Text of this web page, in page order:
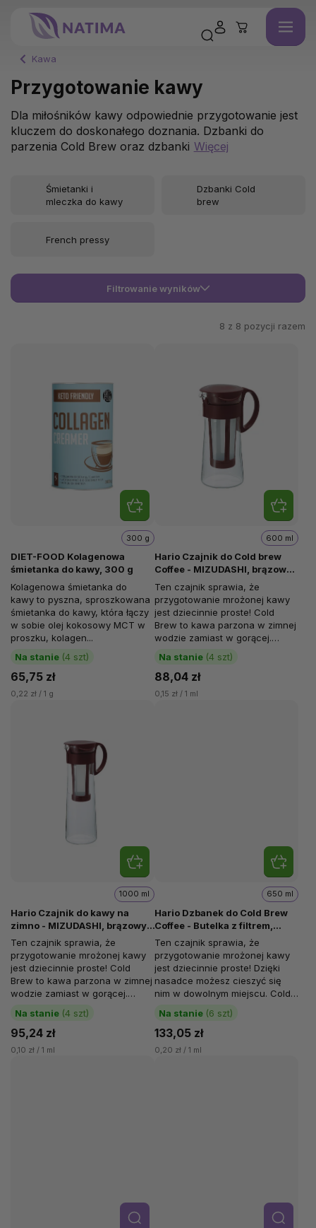
Kawa
Przygotowanie kawy
Dla miłośników kawy odpowiednie przygotowanie jest
kluczem do doskonałego doznania. Dzbanki do
parzenia Cold Brew oraz dzbanki Więcej
Śmietanki i
mleczka do kawy
Dzbanki Cold
brew
French pressy
Filtrowanie wyników
8 z 8 pozycji razem
DIET-FOOD Kolagenowa
śmietanka do kawy, 300 g
Na stanie (4 szt)
300 g
65,75 zł
0,22 zł / 1 g
Kolagenowa śmietanka do
kawy to pyszna, sproszkowana
śmietanka do kawy, która łączy
w sobie olej kokosowy MCT w
proszku, kolagen...
Hario Czajnik do Cold brew
Coffee - MIZUDASHI, brązowy,
600 ml
Na stanie (4 szt)
600 ml
88,04 zł
0,15 zł / 1 ml
Ten czajnik sprawia, że
przygotowanie mrożonej kawy
jest dziecinnie proste! Cold
Brew to kawa parzona w zimnej
wodzie zamiast w gorącej.
"Parzenie" zimną wodą
zapobiega...
Hario Czajnik do kawy na
zimno - MIZUDASHI, brązowy,
1000 ml
Na stanie (4 szt)
1000 ml
95,24 zł
0,10 zł / 1 ml
Ten czajnik sprawia, że
przygotowanie mrożonej kawy
jest dziecinnie proste! Cold
Brew to kawa parzona w zimnej
wodzie zamiast w gorącej.
"Parzenie" zimną wodą
zapobiega...
Hario Dzbanek do Cold Brew
Coffee - Butelka z filtrem,
brązowa, 650 ml
Na stanie (6 szt)
650 ml
133,05 zł
0,20 zł / 1 ml
Ten czajnik sprawia, że
przygotowanie mrożonej kawy
jest dziecinnie proste! Dzięki
nasadce możesz cieszyć się
nim w dowolnym miejscu. Cold
Brew to kawa parzona w zimnej
wodzie...
Szcze
góły
Szcze
góły